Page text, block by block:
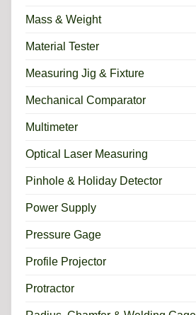
Mass & Weight
Material Tester
Measuring Jig & Fixture
Mechanical Comparator
Multimeter
Optical Laser Measuring
Pinhole & Holiday Detector
Power Supply
Pressure Gage
Profile Projector
Protractor